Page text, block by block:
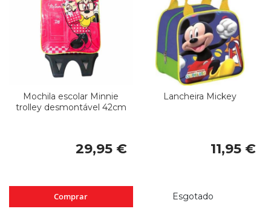
Mochila escolar Minnie
trolley desmontável 42cm
29,95 €
Comprar
Lancheira Mickey
11,95 €
Esgotado